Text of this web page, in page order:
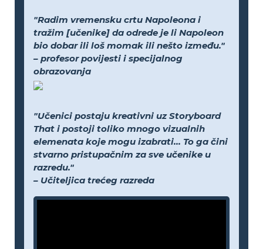
"Radim vremensku crtu Napoleona i
tražim [učenike] da odrede je li Napoleon
bio dobar ili loš momak ili nešto između."
– profesor povijesti i specijalnog
obrazovanja
"Učenici postaju kreativni uz Storyboard
That i postoji toliko mnogo vizualnih
elemenata koje mogu izabrati... To ga čini
stvarno pristupačnim za sve učenike u
razredu."
– Učiteljica trećeg razreda